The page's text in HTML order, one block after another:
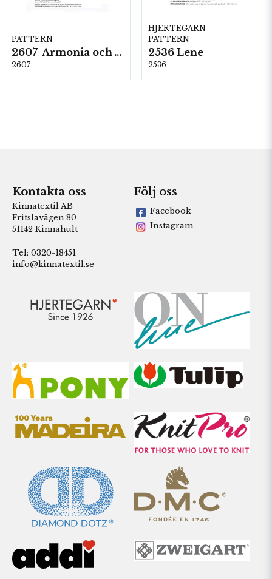
PATTERN
2607-Armonia och Alpaca 400
2607
HJERTEGARN
PATTERN
2536 Lene
2536
Kontakta oss
Kinnatextil AB
Fritslavägen 80
51142 Kinnahult
Tel: 0320-18451
info@kinnatextil.se
Följ oss
Facebook
Instagram